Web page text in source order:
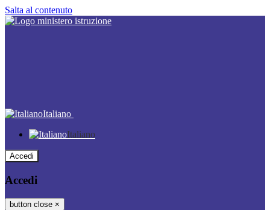
Salta al contenuto
Italiano
Italiano
Accedi
Accedi
button close ×